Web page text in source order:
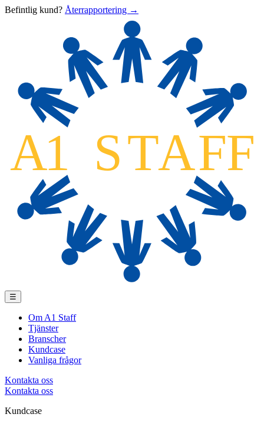
Befintlig kund? Återrapportering →
☰
Om A1 Staff
Tjänster
Branscher
Kundcase
Vanliga frågor
Kontakta oss
Kontakta oss
Kundcase